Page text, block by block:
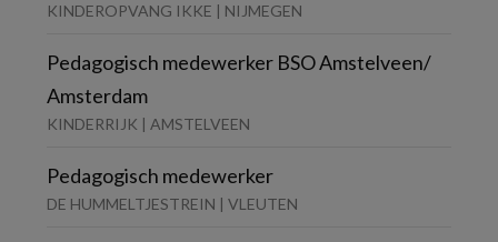
KINDEROPVANG IKKE | NIJMEGEN
Pedagogisch medewerker BSO Amstelveen/
Amsterdam
KINDERRIJK | AMSTELVEEN
Pedagogisch medewerker
DE HUMMELTJESTREIN | VLEUTEN